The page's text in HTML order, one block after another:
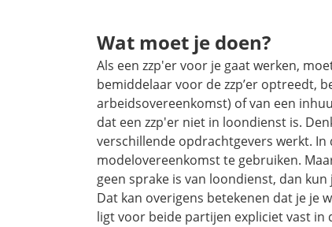
Wat moet je doen?
Als een zzp'er voor je gaat werken,
bemiddelaar voor de zzp’er optreedt,
arbeidsovereenkomst) of van een
dat een zzp'er niet in loondienst is.
verschillende opdrachtgevers werkt. In
modelovereenkomst te gebruiken.
geen sprake is van loondienst, dan
Dat kan overigens betekenen dat je je
ligt voor beide partijen expliciet vast in